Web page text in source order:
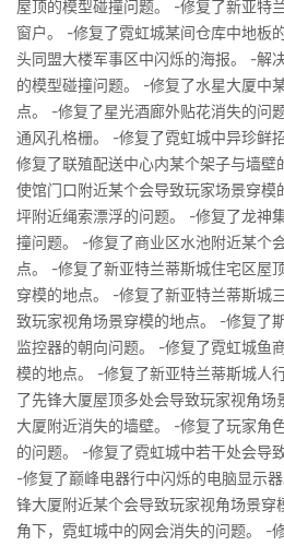
屋顶的模型碰撞问题。 -修复了新亚特
窗户。 -修复了霓虹城某间仓库中地板
头同盟大楼军事区中闪烁的海报。 -解
的模型碰撞问题。 -修复了水星大厦中
点。 -修复了星光酒廊外贴花消失的问
通风孔格栅。 -修复了霓虹城中异珍鲜
修复了联殖配送中心内某个架子与墙
使馆门口附近某个会导致玩家场景穿
坪附近绳索漂浮的问题。 -修复了龙神
撞问题。 -修复了商业区水池附近某个
点。 -修复了新亚特兰蒂斯城住宅区屋
穿模的地点。 -修复了新亚特兰蒂斯城
致玩家视角场景穿模的地点。 -修复了
监控器的朝向问题。 -修复了霓虹城鱼
模的地点。 -修复了新亚特兰蒂斯城人
了先锋大厦屋顶多处会导致玩家视角
大厦附近消失的墙壁。 -修复了玩家角
的问题。 -修复了霓虹城中若干处会导
-修复了巅峰电器行中闪烁的电脑显示
锋大厦附近某个会导致玩家视角场景
角下，霓虹城中的网会消失的问题。 -